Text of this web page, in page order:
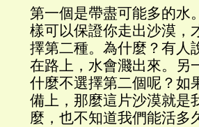
第一個是帶盡可能多的水
樣可以保證你走出沙漠，
擇第二種。為什麼？有人
在路上，水會濺出來。另
什麼不選擇第二個呢？如
備上，那麼這片沙漠就是
麼，也不知道我們能活多